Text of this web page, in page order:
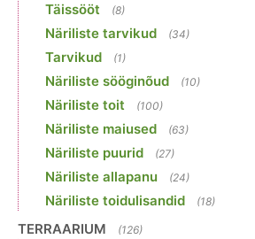
Täissööt (8)
Näriliste tarvikud (34)
Tarvikud (1)
Näriliste sööginõud (10)
Näriliste toit (100)
Näriliste maiused (63)
Näriliste puurid (27)
Näriliste allapanu (24)
Näriliste toidulisandid (18)
TERRAARIUM (126)